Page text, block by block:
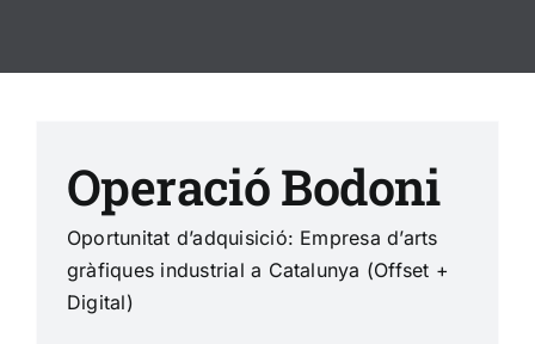
Operació Bodoni
Oportunitat d’adquisició: Empresa d’arts
gràfiques industrial a Catalunya (Offset +
Digital)